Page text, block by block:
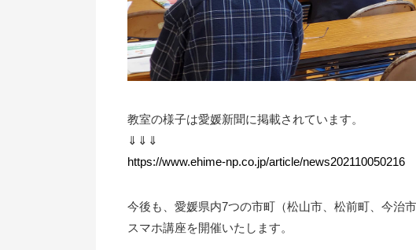
教室の様子は愛媛新聞に掲載されています。
⇓⇓⇓
https://www.ehime-np.co.jp/article/news202110050216
今後も、愛媛県内7つの市町（松山市、松前町、今治
スマホ講座を開催いたします。